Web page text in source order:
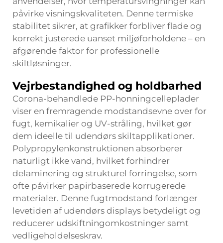
påvirke visningskvaliteten. Denne termiske
stabilitet sikrer, at grafikker forbliver flade og
korrekt justerede uanset miljøforholdene – en
afgørende faktor for professionelle
skiltløsninger.
Vejrbestandighed og holdbarhed
Corona-behandlede PP-honningcelleplader
viser en fremragende modstandsevne over for
fugt, kemikalier og UV-stråling, hvilket gør
dem ideelle til udendørs skiltapplikationer.
Polypropylenkonstruktionen absorberer
naturligt ikke vand, hvilket forhindrer
delaminering og strukturel forringelse, som
ofte påvirker papirbaserede korrugerede
materialer. Denne fugtmodstand forlænger
levetiden af udendørs displays betydeligt og
reducerer udskiftningomkostninger samt
vedligeholdelseskrav.